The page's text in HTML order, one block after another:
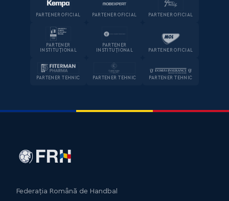
PARTENER OFICIAL PARTENER OFICIAL PARTENER OFICIAL
PARTENER
INSTITUȚIONAL
PARTENER
INSTITUȚIONAL
PARTENER OFICIAL
PARTENER TEHNIC PARTENER TEHNIC PARTENER TEHNIC
Federația Română de Handbal